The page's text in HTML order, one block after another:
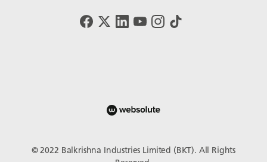
© 2022 Balkrishna Industries Limited (BKT). All Rights